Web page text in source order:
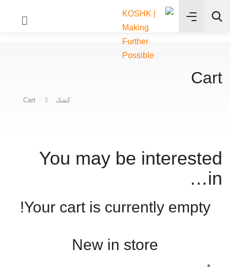
Cart
كشك Cart
You may be interested
in…
Your cart is currently empty!
New in store